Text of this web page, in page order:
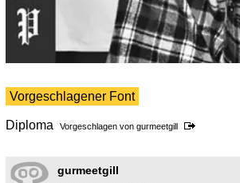
Vorgeschlagener Font
Diploma Vorgeschlagen von gurmeetgill
gurmeetgill